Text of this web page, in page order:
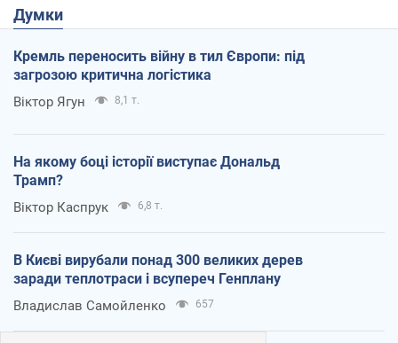
Думки
Кремль переносить війну в тил Європи: під
загрозою критична логістика
Віктор Ягун 8,1 т.
На якому боці історії виступає Дональд
Трамп?
Віктор Каспрук 6,8 т.
В Києві вирубали понад 300 великих дерев
заради теплотраси і всупереч Генплану
Владислав Самойленко 657